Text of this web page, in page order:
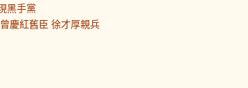
黑手黨
慶紅舊臣 徐才厚親兵